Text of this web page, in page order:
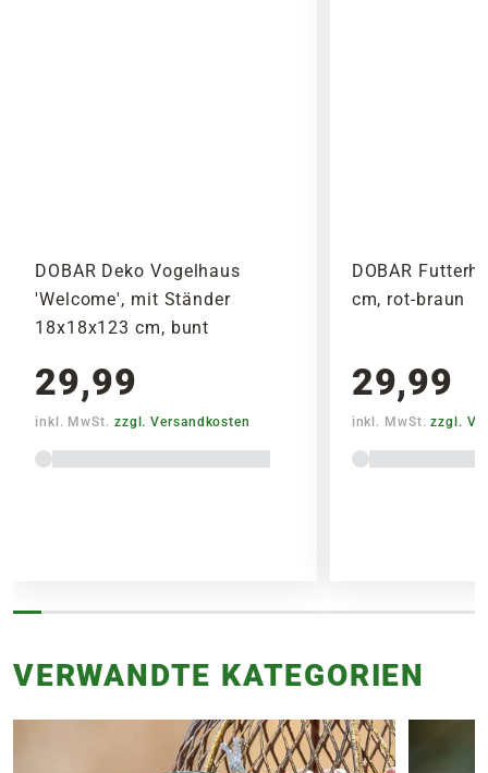
DOBAR Deko Vogelhaus
'Welcome', mit Ständer
18x18x123 cm, bunt
29,99
inkl. MwSt. zzgl. Versandkosten
DOBAR
cm, rot-braun
29,99
inkl. MwSt.zzgl.
VERWANDTE KATEGORIEN